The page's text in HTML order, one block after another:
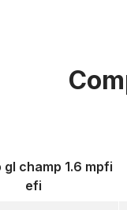
gl champ 1.6 mpfi
efi